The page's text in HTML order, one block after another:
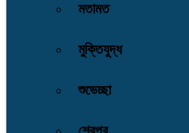
মতামত
মুক্তিযুদ্ধ
শুভেচ্ছা